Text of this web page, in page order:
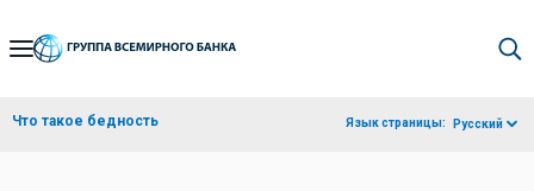
Skip
Navigation
Что такое бедность Язык страницы: Русский